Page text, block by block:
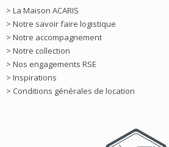
> La Maison ACARIS
> Notre savoir faire logistique
> Notre accompagnement
> Notre collection
> Nos engagements RSE
> Inspirations
> Conditions générales de location